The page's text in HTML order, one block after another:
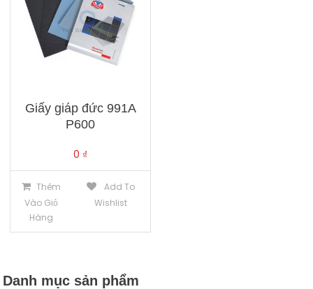
Giấy giáp đức 991A
P600
0 ₫
Thêm
Vào Giỏ
Hàng
Add To
Wishlist
Danh mục sản phẩm